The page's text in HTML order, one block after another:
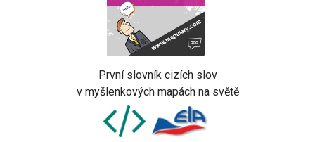
První slovník cizích slov
v myšlenkových mapách na světě